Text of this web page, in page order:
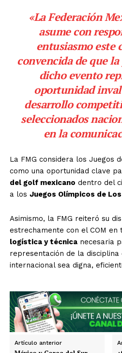
El
«La Federación
asume con
entusiasmo este
convencida de que
dicho evento
oportunidad
desarrollo
seleccionados
en la
La FMG considera los Juegos
como una oportunidad clave
del golf mexicano dentro del
a los Juegos Olímpicos de
Asimismo, la FMG reiteró su
estrechamente con el COM en
logística y técnica necesaria
representación de la disciplina
internacional sea digna,
Artículo anterior